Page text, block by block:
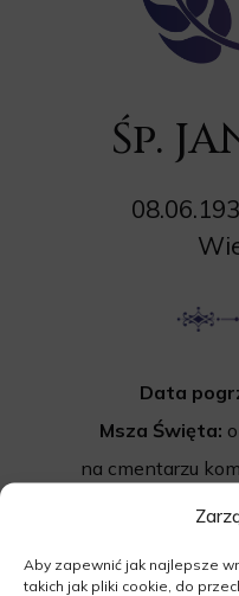
Aby zapewnić jak najlepsze
takich jak pliki cookie, do
Śp.
Data
Msza Święta:
na cmentarzu
Cmentarz:
komunalnym w